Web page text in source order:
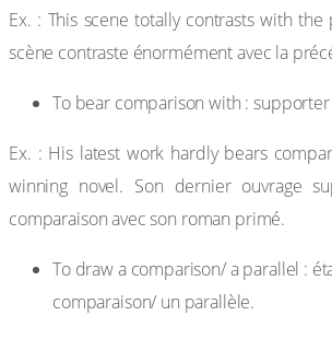
Ex. : This scene totally contrasts with the
scène contraste énormément avec la
To bear comparison with :
Ex. : His latest work hardly bears
winning novel. Son dernier ouvrage
comparaison avec son roman primé.
To draw a comparison/ a parallel :
comparaison/ un parallèle.